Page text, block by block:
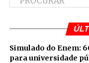
Simulado do Enem:
para universidade